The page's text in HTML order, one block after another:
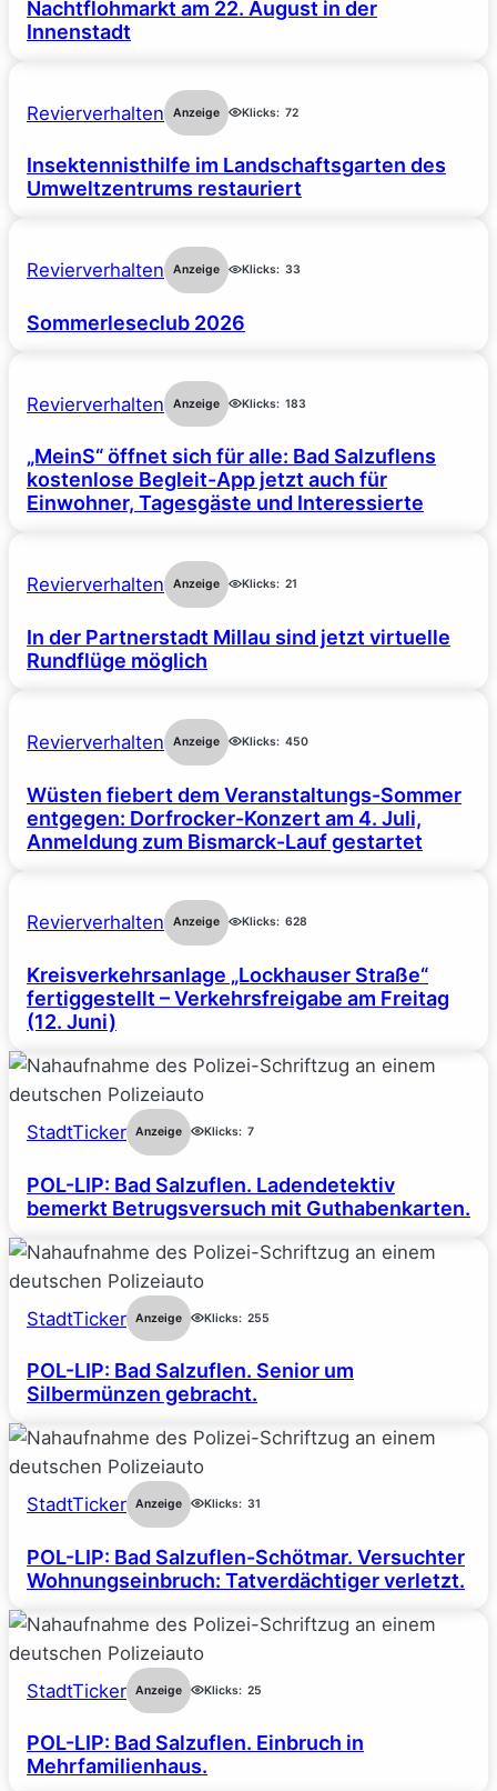
Nachtflohmarkt am 22. August in der
Innenstadt
Revierverhalten Anzeige Klicks: 72
Insektennisthilfe im Landschaftsgarten des
Umweltzentrums restauriert
Revierverhalten Anzeige Klicks: 33
Sommerleseclub 2026
Revierverhalten Anzeige Klicks: 183
„MeinS“ öffnet sich für alle: Bad Salzuflens
kostenlose Begleit-App jetzt auch für
Einwohner, Tagesgäste und Interessierte
Revierverhalten Anzeige Klicks: 21
In der Partnerstadt Millau sind jetzt virtuelle
Rundflüge möglich
Revierverhalten Anzeige Klicks: 450
Wüsten fiebert dem Veranstaltungs-Sommer
entgegen: Dorfrocker-Konzert am 4. Juli,
Anmeldung zum Bismarck-Lauf gestartet
Revierverhalten Anzeige Klicks: 628
Kreisverkehrsanlage „Lockhauser Straße“
fertiggestellt – Verkehrsfreigabe am Freitag
(12. Juni)
StadtTicker Anzeige Klicks: 7
POL-LIP: Bad Salzuflen. Ladendetektiv
bemerkt Betrugsversuch mit Guthabenkarten.
StadtTicker Anzeige Klicks: 255
POL-LIP: Bad Salzuflen. Senior um
Silbermünzen gebracht.
StadtTicker Anzeige Klicks: 31
POL-LIP: Bad Salzuflen-Schötmar. Versuchter
Wohnungseinbruch: Tatverdächtiger verletzt.
StadtTicker Anzeige Klicks: 25
POL-LIP: Bad Salzuflen. Einbruch in
Mehrfamilienhaus.